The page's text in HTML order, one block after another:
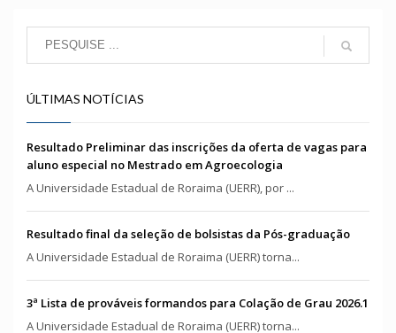
ÚLTIMAS NOTÍCIAS
Resultado Preliminar das inscrições da oferta de vagas para
aluno especial no Mestrado em Agroecologia
A Universidade Estadual de Roraima (UERR), por ...
Resultado final da seleção de bolsistas da Pós-graduação
A Universidade Estadual de Roraima (UERR) torna...
3ª Lista de prováveis formandos para Colação de Grau 2026.1
A Universidade Estadual de Roraima (UERR) torna...